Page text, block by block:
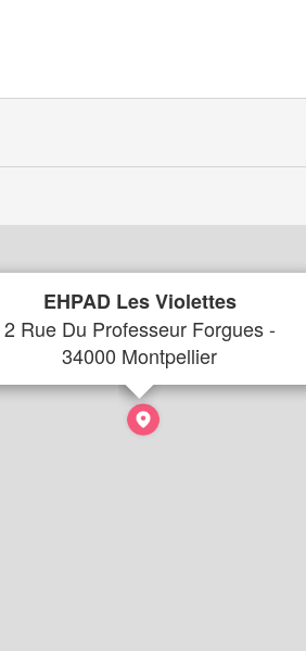
EHPAD Les Violettes
2 Rue Du Professeur Forgues -
34000 Montpellier